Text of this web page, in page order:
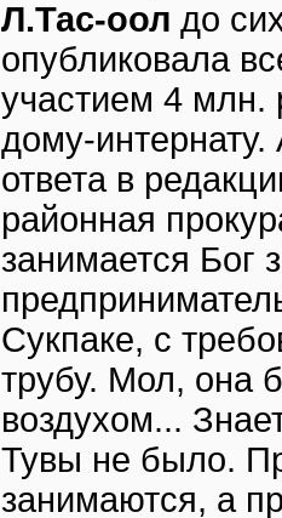
Л.Тас-оол до
опубликовала
участием 4 млн.
дому-
ответа в
районная
занимается Бог
Сукпаке, с
трубу. Мол, она
воздухом...
Тувы не было.
занимаются, а